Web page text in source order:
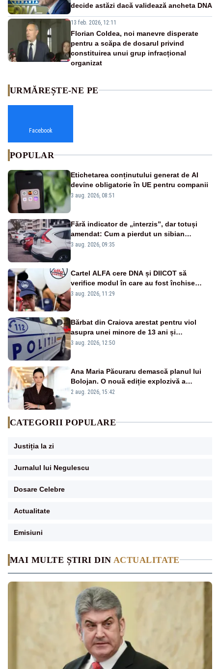
decide astăzi dacă validează ancheta DNA
13 feb. 2026, 12:11
Florian Coldea, noi manevre disperate
pentru a scăpa de dosarul privind
constituirea unui grup infracțional
organizat
MAI MULTE ȘTIRI DIN ACTUALITATE
URMĂREȘTE-NE PE
Facebook
POPULAR
Etichetarea conținutului generat de AI
devine obligatorie în UE pentru companii
3 aug. 2026, 08:51
Fără indicator de „interzis”, dar totuși
amendat: Cum a pierdut un sibian
procesul pentru o parcare în centrul
3 aug. 2026, 09:35
Cartel ALFA cere DNA și DIICOT să
verifice modul în care au fost închise
centralele pe cărbune
3 aug. 2026, 11:29
Bărbat din Craiova arestat pentru viol
asupra unei minore de 13 ani și
pornografie infantilă
3 aug. 2026, 12:50
Ana Maria Păcuraru demască planul lui
Bolojan. O nouă ediție explozivă a
emisiunii „Miza Zilei” la Realitatea PLUS
2 aug. 2026, 15:42
CATEGORII POPULARE
Justiția la zi
Jurnalul lui Negulescu
Dosare Celebre
Actualitate
Emisiuni